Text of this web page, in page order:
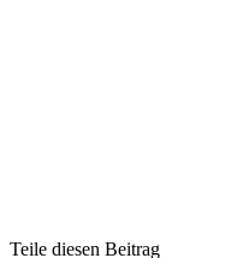
Teile diesen Beitrag